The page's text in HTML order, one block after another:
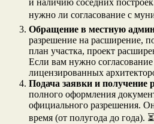
и наличию соседних
нужно ли согласование с
Обращение в местную
разрешение на расширение,
план участка, проект
Если вам нужно
лицензированных
Подача заявки и получение
полного оформления
официального разрешения.
время (от полугода до года). ⏳